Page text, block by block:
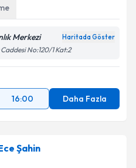
Merkezi Haritada Göster
No:120/1 Kat:2
16:00 Daha Fazla
Şahin